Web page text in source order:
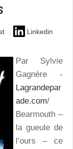
Linkedin
Par Sylvie
Gagnère -
Lagrandepar
ade.com/
Bearmouth –
la gueule de
l’ours – ce